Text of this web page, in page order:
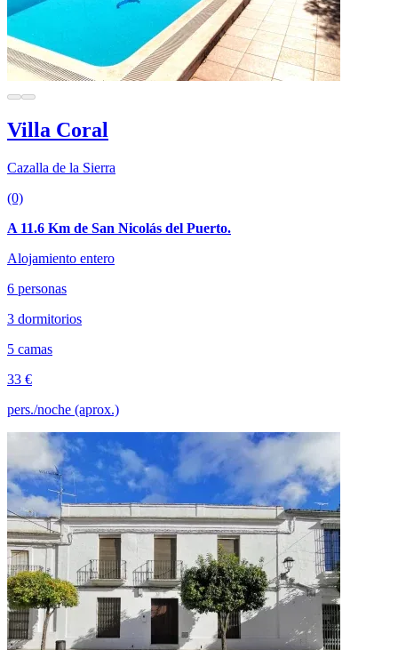
Villa Coral
Cazalla de la Sierra
(0)
A 11.6 Km de San Nicolás del Puerto.
Alojamiento entero
6 personas
3 dormitorios
5 camas
33 €
pers./noche (aprox.)